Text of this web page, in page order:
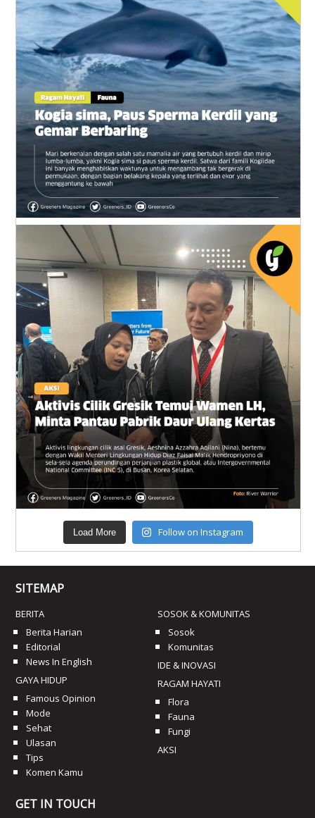
Load More Follow on Instagram
SITEMAP
BERITA
Berita Harian
Editorial
News In English
GAYA HIDUP
Famous Opinion
Mode
Sehat
Ulasan
Tips
Komen Kamu
SOSOK & KOMUNITAS
Sosok
Komunitas
IDE & INOVASI
RAGAM HAYATI
Flora
Fauna
Fungi
AKSI
GET IN TOUCH